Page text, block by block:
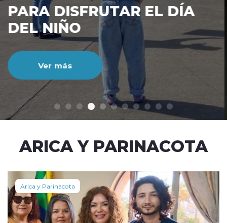
modo claro
CIENTO DURANTE EL MES
DE JULIO
Ver más
ARICA Y PARINACOTA
Arica y Parinacota